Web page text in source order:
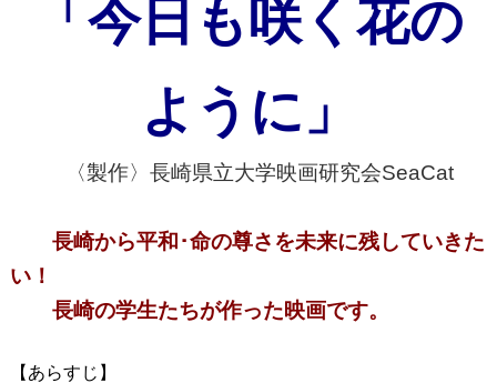
「今日も咲く花の
ように」
〈製作〉長崎県立大学映画研究会SeaCat
長崎から平和･命の尊さを未来に残していきた
い！
長崎の学生たちが作った映画です。
【あらすじ】